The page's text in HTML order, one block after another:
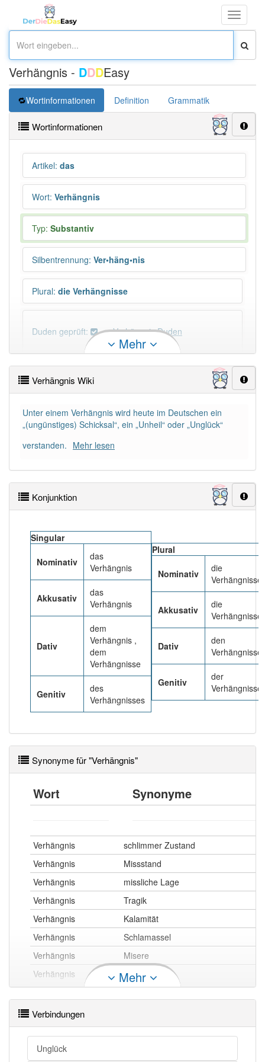
Toggle
Verhängnis - DDDEasy
Wortinformationen Definition Grammatik
Wortinformationen
Artikel: das
Wort: Verhängnis
Typ: Substantiv
Silbentrennung: Ver•häng•nis
Plural: die Verhängnisse
Duden geprüft: Verhängnis Duden
×
Wörter, die mit "-nis" enden, haben fast immer
DER:11Ausnahmen
DAS:382
Häufigkeit: 4 von 10
Wörter mit Endung
Wörter mit Endung-verhängnis
anderen Artikeldas
84% unserer Spielapp-Nutzer haben den Artikel
korrekt erraten.
Mehr
Verhängnis Wiki
Unter einem Verhängnis wird heute im Deutschen ein
„(ungünstiges) Schicksal“, ein „Unheil“ oder „Unglück“
verstanden. Mehr lesen
Konjunktion
Singular
Nominativ
das
Verhängnis
Akkusativ
das
Verhängnis
Dativ
dem
Verhängnis ,
dem
Verhängnisse
Genitiv
des
Verhängnisses
Plural
Nominativ
die
Verhängnisse
Akkusativ
die
Verhängnisse
Dativ
den
Genitiv
der
Verhängnisse
Synonyme für "Verhängnis"
Wort Synonyme
Verhängnis
schlimmer Zustand
Verhängnis
Missstand
Verhängnis
missliche Lage
Verhängnis
Tragik
Verhängnis
Kalamität
Verhängnis
Schlamassel
Verhängnis
Misere
Verhängnis
Malaise
Verhängnis
Verhängnis
Krise
Mehr
Verbindungen
Unglück